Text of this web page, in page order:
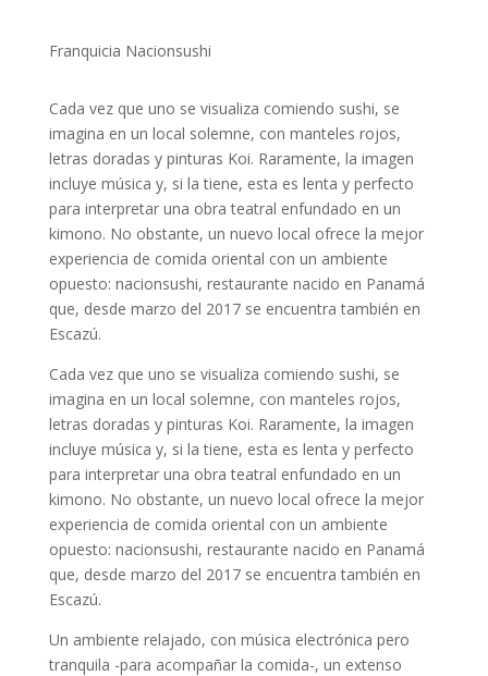
Franquicia Nacionsushi
Cada vez que uno se visualiza comiendo sushi, se
imagina en un local solemne, con manteles rojos,
letras doradas y pinturas Koi. Raramente, la imagen
incluye música y, si la tiene, esta es lenta y perfecto
para interpretar una obra teatral enfundado en un
kimono. No obstante, un nuevo local ofrece la mejor
experiencia de comida oriental con un ambiente
opuesto: nacionsushi, restaurante nacido en Panamá
que, desde marzo del 2017 se encuentra también en
Escazú.
Cada vez que uno se visualiza comiendo sushi, se
imagina en un local solemne, con manteles rojos,
letras doradas y pinturas Koi. Raramente, la imagen
incluye música y, si la tiene, esta es lenta y perfecto
para interpretar una obra teatral enfundado en un
kimono. No obstante, un nuevo local ofrece la mejor
experiencia de comida oriental con un ambiente
opuesto: nacionsushi, restaurante nacido en Panamá
que, desde marzo del 2017 se encuentra también en
Escazú.
Un ambiente relajado, con música electrónica pero
tranquila -para acompañar la comida-, un extenso